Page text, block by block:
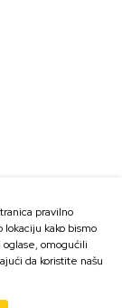
pravilno
kako bismo
oglase, omogućili
da koristite našu